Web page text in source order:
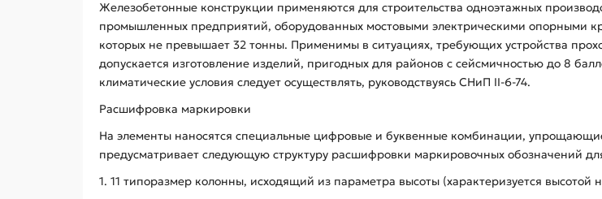
Железобетонные конструкции применяются для строительства одноэтажных
промышленных предприятий, оборудованных мостовыми электрическими опорными
которых не превышает 32 тонны. Применимы в ситуациях, требующих устройства
допускается изготовление изделий, пригодных для районов с сейсмичностью до 8
климатические условия следует осуществлять, руководствуясь СНиП II-6-74.
Расшифровка маркировки
На элементы наносятся специальные цифровые и буквенные комбинации,
предусматривает следующую структуру расшифровки маркировочных обозначений
1. 11 типоразмер колонны, исходящий из параметра высоты (характеризуется